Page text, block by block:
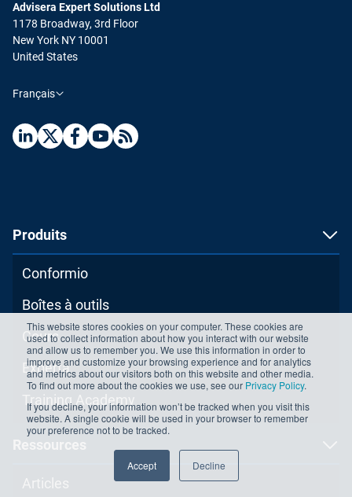
This website stores cookies on your computer. These cookies are
used to collect information about how you interact with our website
and allow us to remember you. We use this information in order to
improve and customize your browsing experience and for analytics
and metrics about our visitors both on this website and other media.
To find out more about the cookies we use, see our Privacy Policy.
If you decline, your information won’t be tracked when you visit this
website. A single cookie will be used in your browser to remember
your preference not to be tracked.
Accept Decline
Advisera Expert Solutions Ltd
1178 Broadway, 3rd Floor
New York NY 10001
United States
Français
Produits
Conformio
Boîtes à outils
Cours
Experta
Training Academy
Ressources
Articles